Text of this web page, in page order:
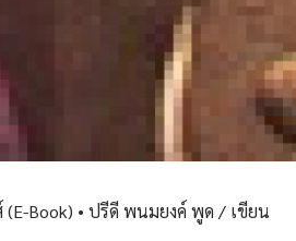
Book) • ปรีดี พนมยงค์ พูด / เขียน